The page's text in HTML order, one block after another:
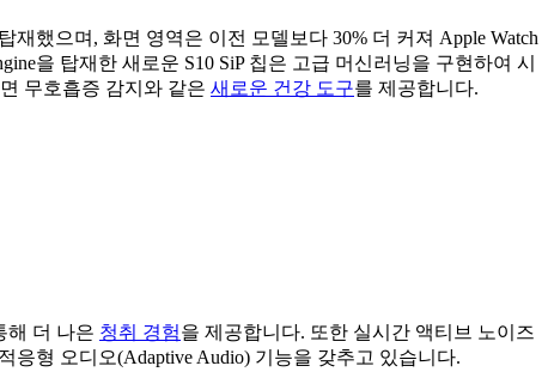
재했으며, 화면 영역은 이전 모델보다 30% 더 커져 Apple Watch
을 탑재한 새로운 S10 SiP 칩은 고급 머신러닝을 구현하여 시
무호흡증 감지와 같은 새로운 건강 도구를 제공합니다.
해 더 나은 청취 경험을 제공합니다. 또한 실시간 액티브 노이즈
응형 오디오(Adaptive Audio) 기능을 갖추고 있습니다.